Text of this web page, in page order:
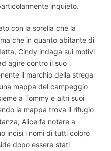
inquieto.
con la sorella che la
che in quanto abitante di
Cindy indaga sui motivi
agire contro il suo
il marchio della strega
mappa del campeggio
a Tommy e altri suoi
la mappa trova il rifugio
Alice fa notare a
incisi i nomi di tutti coloro
dopo essere stati